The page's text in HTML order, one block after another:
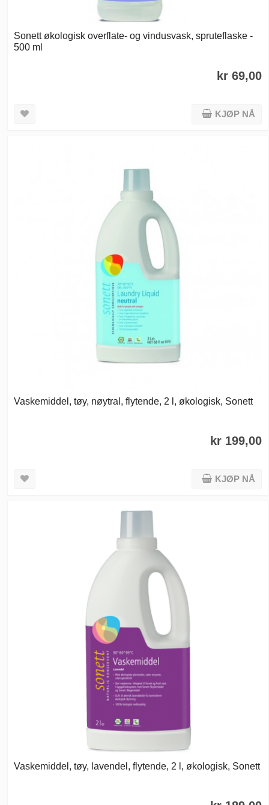
Sonett økologisk overflate- og vindusvask, spruteflaske -
500 ml
kr 69,00
KJØP NÅ
Vaskemiddel, tøy, nøytral, flytende, 2 l, økologisk, Sonett
kr 199,00
KJØP NÅ
Vaskemiddel, tøy, lavendel, flytende, 2 l, økologisk, Sonett